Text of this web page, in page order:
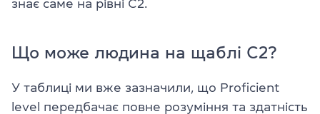
знає саме на рівні C2.
Що може людина на щаблі C2?
У таблиці ми вже зазначили, що Proficient
level передбачає повне розуміння та здатність